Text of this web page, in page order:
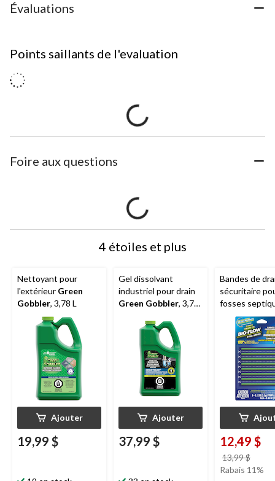
Évaluations
Points saillants de l'evaluation
Foire aux questions
4 étoiles et plus
Nettoyant pour
l'extérieur Green
Gobbler, 3,78 L
Ajouter
19,99 $
Gel dissolvant
industriel pour drain
Green Gobbler, 3,78
Ajouter
37,99 $
Bandes de
sécuritaire
fosses
Green
Flow, paq. 8 x
12,49 $
13,99 $
était
Rabais 11%